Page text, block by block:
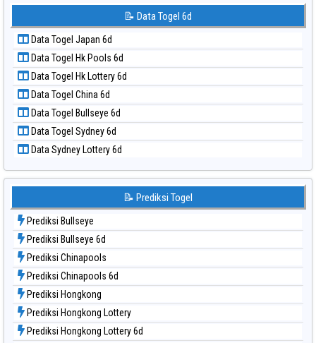
📝 Pola Dasar Taiwan
Data Togel Kuda Lari
Data Togel Magnum Cambodia
Data Togel Nagoya
Data Togel North Carolina Day
Data Togel Pcso
Data Togel Sao Paulo
Data Togel Singapore
Data Togel Sydney
Data Togel Sydney Lottery
Data Togel Sydney Lottery 6d
Data Togel Sydney Lotto
Data Togel Sydney Pools 6d
Data Togel Taipei
Data Togel Taiwan
📝 Data Togel 6d
Data Togel Japan 6d
Data Togel Hk Pools 6d
Data Togel Hk Lottery 6d
Data Togel China 6d
Data Togel Bullseye 6d
Data Togel Sydney 6d
Data Sydney Lottery 6d
📝 Prediksi Togel
Prediksi Bullseye
Prediksi Bullseye 6d
Prediksi Chinapools
Prediksi Chinapools 6d
Prediksi Hongkong
Prediksi Hongkong Lottery
Prediksi Hongkong Lottery 6d